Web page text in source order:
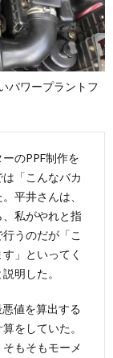
パワープラントフ
のPPF制作を
「こんなバカ
平井さんは、
私がやれと指
うのだが「こ
」といってく
明した。
値を算出する
をしていた。
もそもモーメ